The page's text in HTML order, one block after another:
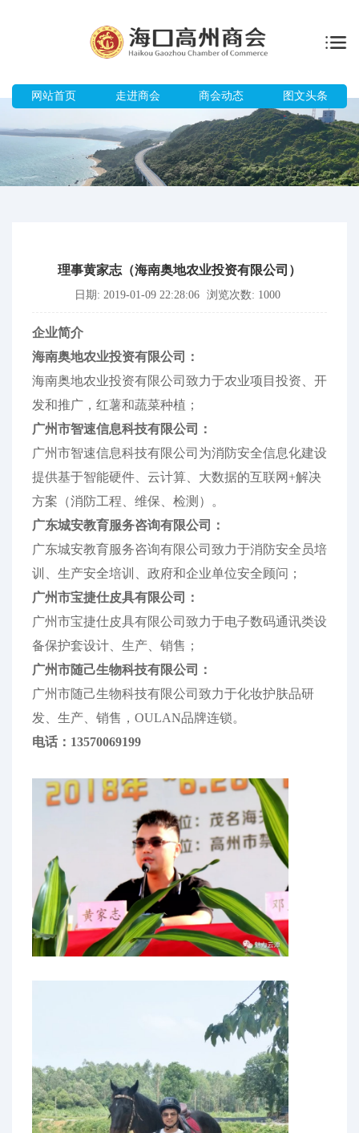
网站首页 走进商会 商会动态 图文头条
理事黄家志（海南奥地农业投资有限公司）
日期: 2019-01-09 22:28:06 浏览次数: 1000
企业简介
海南奥地农业投资有限公司：
海南奥地农业投资有限公司致力于农业项目投资、开
发和推广，红薯和蔬菜种植；
广州市智速信息科技有限公司：
广州市智速信息科技有限公司为消防安全信息化建设
提供基于智能硬件、云计算、大数据的互联网+解决
方案（消防工程、维保、检测）。
广东城安教育服务咨询有限公司：
广东城安教育服务咨询有限公司致力于消防安全员培
训、生产安全培训、政府和企业单位安全顾问；
广州市宝捷仕皮具有限公司：
广州市宝捷仕皮具有限公司致力于电子数码通讯类设
备保护套设计、生产、销售；
广州市随己生物科技有限公司：
广州市随己生物科技有限公司致力于化妆护肤品研
发、生产、销售，OULAN品牌连锁。
电话：13570069199